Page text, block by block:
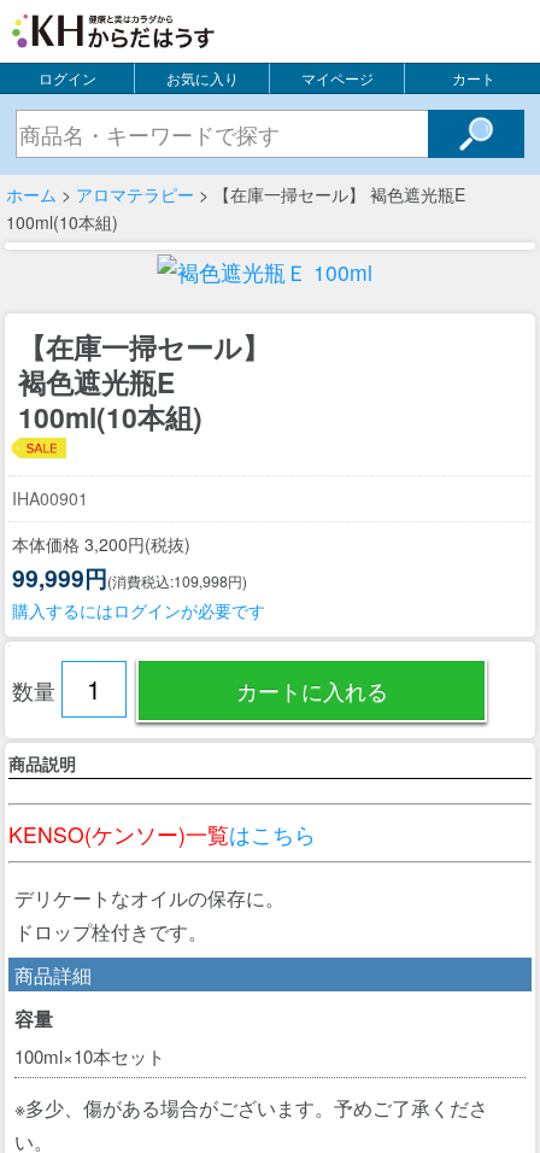
ログイン お気に入り マイページ カート
ホーム > アロマテラピー > 【在庫一掃セール】 褐色遮光瓶E
100ml(10本組)
【在庫一掃セール】
褐色遮光瓶E
100ml(10本組)
IHA00901
本体価格 3,200円(税抜)
99,999円(消費税込:109,998円)
購入するにはログインが必要です
数量
商品説明
KENSO(ケンソー)一覧はこちら
デリケートなオイルの保存に。
ドロップ栓付きです。
商品詳細
容量
100ml×10本セット
※多少、傷がある場合がございます。予めご了承くださ
い。